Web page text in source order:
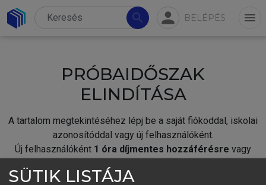
search person BELÉPÉS menu
PRÓBAIDŐSZAK
ELINDÍTÁSA
A tartalom megtekintéséhez lépj be a saját fiókoddal, iskolai
azonosítóddal vagy új felhasználóként.
Új felhasználóként 1 óra díjmentes hozzáférésre vagy
SÜTIK LISTÁJA